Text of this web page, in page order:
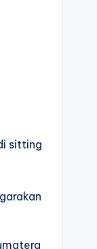
sitting